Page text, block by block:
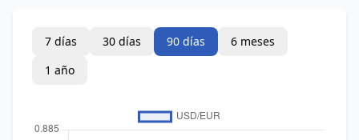
7 días 30 días 90 días
6 meses
1 año